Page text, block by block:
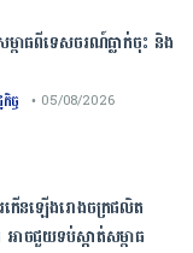
ម្ពាធ​ពី​ទេសចរណ៍​ធ្លាក់ចុះ​ និង​
ច្ច • 05/08/2026
កើនឡើង​រោងចក្រ​ផលិត​
អាច​ជួយ​​ទប់ស្កាត់​សម្ពាធ​